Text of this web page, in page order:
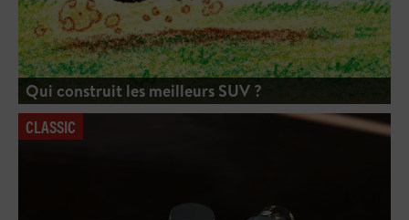
Qui construit les meilleurs SUV ?
CLASSIC